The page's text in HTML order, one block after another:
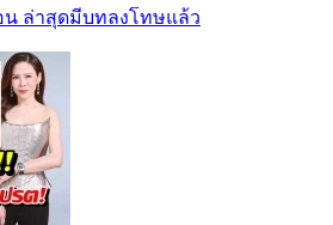
ล่าสุดมีบทลงโทษแล้ว